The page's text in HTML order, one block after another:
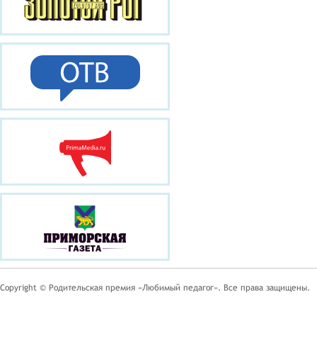
Copyright © Родительская премия «Любимый педагог». Все права защищены.